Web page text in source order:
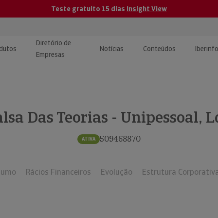
Teste gratuito 15 dias Insight View
e Monitorização de
Diretório de
Empresas
Notícias Conteúdos
| Estudos e
Das Teorias - Unipessoal,
ATIVA 509468870
Rácios Financeiros Evolução Estrutura Corporativa